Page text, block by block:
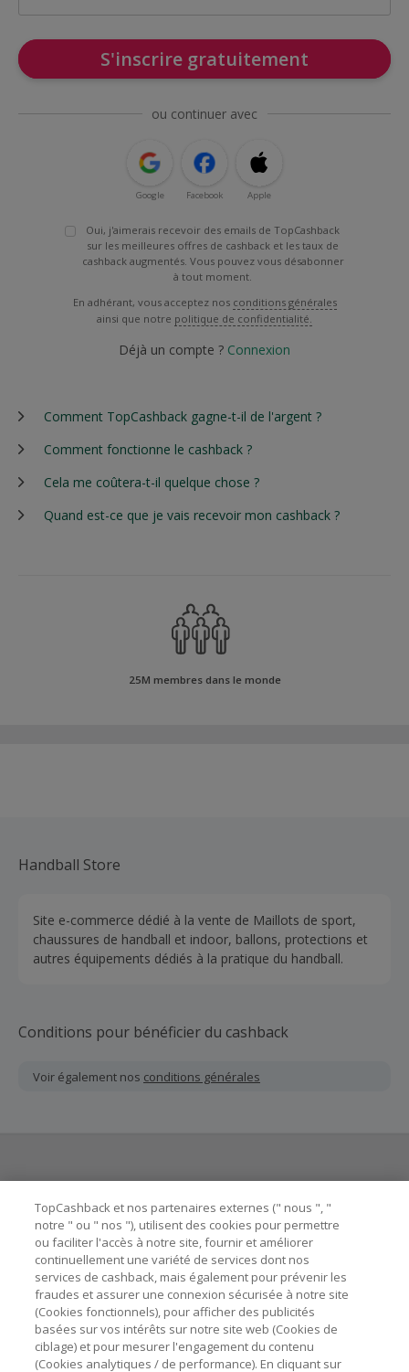
S'inscrire gratuitement
ou continuer avec
Google Facebook Apple
Oui, j'aimerais recevoir des emails de TopCashback
sur les meilleures offres de cashback et les taux de
cashback augmentés. Vous pouvez vous désabonner
à tout moment.
En adhérant, vous acceptez nos conditions générales
ainsi que notre politique de confidentialité.
Déjà un compte ? Connexion
Comment TopCashback gagne-t-il de l'argent ?
Comment fonctionne le cashback ?
Cela me coûtera-t-il quelque chose ?
Quand est-ce que je vais recevoir mon cashback ?
25M membres dans le monde
Handball Store
Site e-commerce dédié à la vente de Maillots de sport,
chaussures de handball et indoor, ballons, protections et
autres équipements dédiés à la pratique du handball.
Conditions pour bénéficier du cashback
Voir également nos conditions générales
Astuces pour économiser
A propos de
Contactez-nous
TopCashback et nos partenaires externes (" nous ", "
notre " ou " nos "), utilisent des cookies pour permettre
ou faciliter l'accès à notre site, fournir et améliorer
continuellement une variété de services dont nos
services de cashback, mais également pour prévenir les
fraudes et assurer une connexion sécurisée à notre site
(Cookies fonctionnels), pour afficher des publicités
basées sur vos intérêts sur notre site web (Cookies de
ciblage) et pour mesurer l'engagement du contenu
(Cookies analytiques / de performance). En cliquant sur